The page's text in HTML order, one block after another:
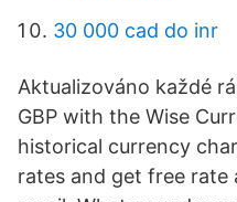
30 000 cad do inr
Aktualizováno každé
GBP with the Wise
historical currency
rates and get free